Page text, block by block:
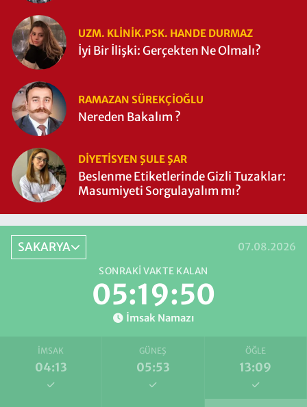
UZM. KLINIK.PSK. HANDE DURMAZ
İyi Bir İlişki: Gerçekten Ne Olmalı?
RAMAZAN SÜREKÇIOĞLU
Nereden Bakalım ?
DIYETISYEN ŞULE ŞAR
Beslenme Etiketlerinde Gizli Tuzaklar:
Masumiyeti Sorgulayalım mı?
SAKARYA 07.08.2026
SONRAKI VAKTE KALAN
05:19:49
İmsak Namazı
İMSAK
04:13
GÜNEŞ
05:53
ÖĞLE
13:09